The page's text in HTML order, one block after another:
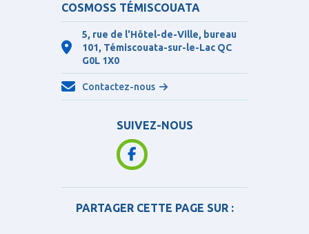
COSMOSS TÉMISCOUATA
5, rue de l'Hôtel-de-Ville, bureau
101, Témiscouata-sur-le-Lac QC
G0L 1X0
Contactez-nous
SUIVEZ-NOUS
PARTAGER CETTE PAGE SUR :